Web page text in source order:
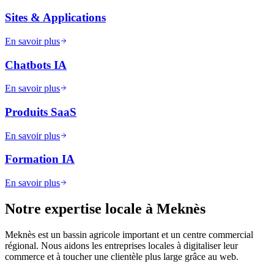
Sites & Applications
En savoir plus
Chatbots IA
En savoir plus
Produits SaaS
En savoir plus
Formation IA
En savoir plus
Notre expertise locale à Meknès
Meknès est un bassin agricole important et un centre commercial
régional. Nous aidons les entreprises locales à digitaliser leur
commerce et à toucher une clientèle plus large grâce au web.